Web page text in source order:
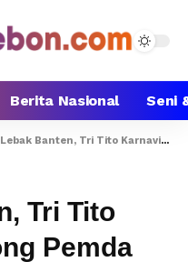
Berita Nasional Seni
Banten, Tri Tito Karnavian Dorong Pemda Tekan Stunting dengan Kebiasaan Makan Bergizi
Tri Tito
Pemda